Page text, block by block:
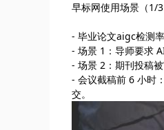
早标网使用场景（1/3
- 毕业论文aigc检测
- 场景 1：导师要求
- 场景 2：期刊投稿
- 会议截稿前 6 小时
交。